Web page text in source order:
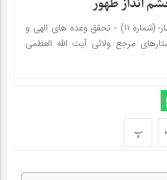
انداز ظهور
همراه با ماه شعبان ماه امید و انتظار- (شماره ۱۱) - تحقق وعده های الهی و
مرجع ولائی آیت الله العظمی
پ